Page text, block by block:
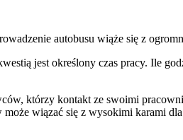
autobusu wiąże się z
jest określony czas pracy. Ile
którzy kontakt ze swoimi
wiązać się z wysokimi karami